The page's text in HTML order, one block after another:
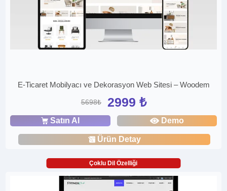
E-Ticaret Mobilyacı ve Dekorasyon Web Sitesi – Woodem
5698₺ 2999 ₺
Satın Al Demo
Ürün Detay
Çoklu Dil Özelliği